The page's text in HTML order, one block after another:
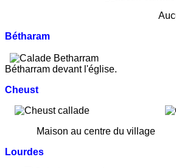
Aucun, Maison
Bétharam
Bétharram devant l'église.
Cheust
Maison au centre du village
Lourdes